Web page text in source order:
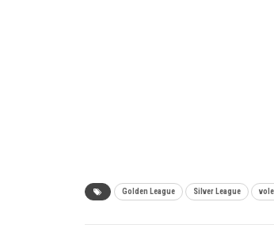
Golden League Silver League